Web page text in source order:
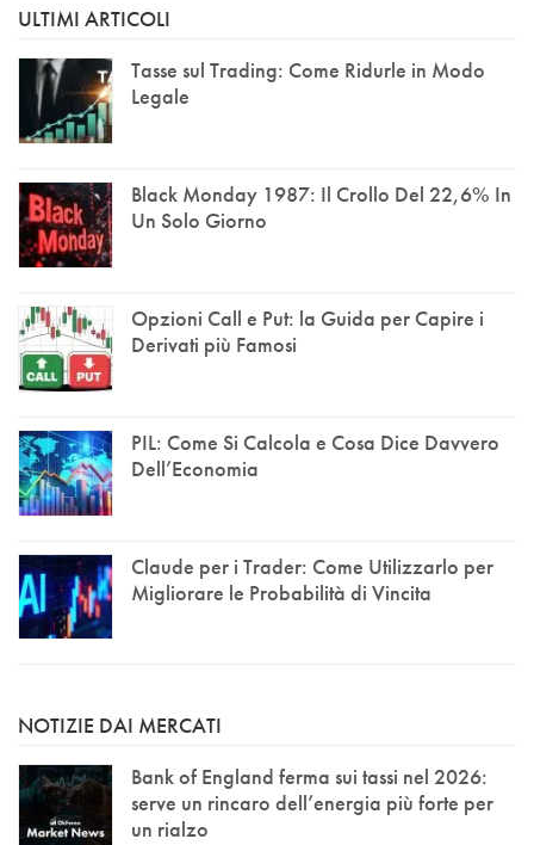
ULTIMI ARTICOLI
Tasse sul Trading: Come Ridurle in Modo
Legale
Black Monday 1987: Il Crollo Del 22,6% In
Un Solo Giorno
Opzioni Call e Put: la Guida per Capire i
Derivati più Famosi
PIL: Come Si Calcola e Cosa Dice Davvero
Dell’Economia
Claude per i Trader: Come Utilizzarlo per
Migliorare le Probabilità di Vincita
NOTIZIE DAI MERCATI
Bank of England ferma sui tassi nel 2026:
serve un rincaro dell’energia più forte per
un rialzo